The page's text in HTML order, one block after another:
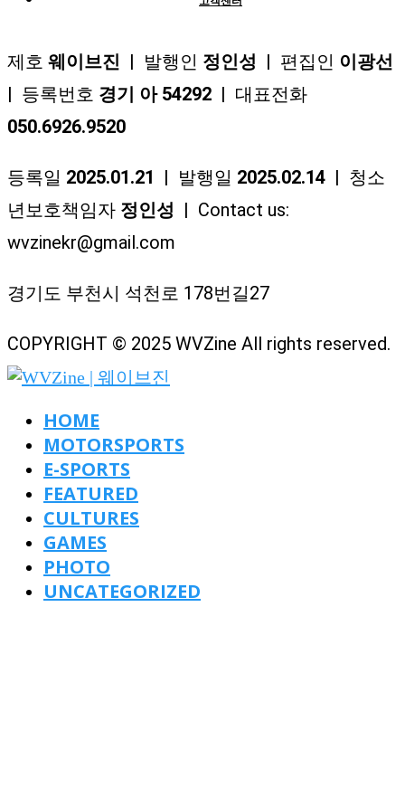
제호 웨이브진 | 발행인 정인성 | 편집인 이광선
| 등록번호 경기 아 54292 | 대표전화
050.6926.9520
등록일 2025.01.21 | 발행일 2025.02.14 | 청소
년보호책임자 정인성 | Contact us:
wvzinekr@gmail.com
경기도 부천시 석천로 178번길27
COPYRIGHT © 2025 WVZine All rights reserved.
HOME
MOTORSPORTS
E-SPORTS
FEATURED
CULTURES
GAMES
PHOTO
UNCATEGORIZED